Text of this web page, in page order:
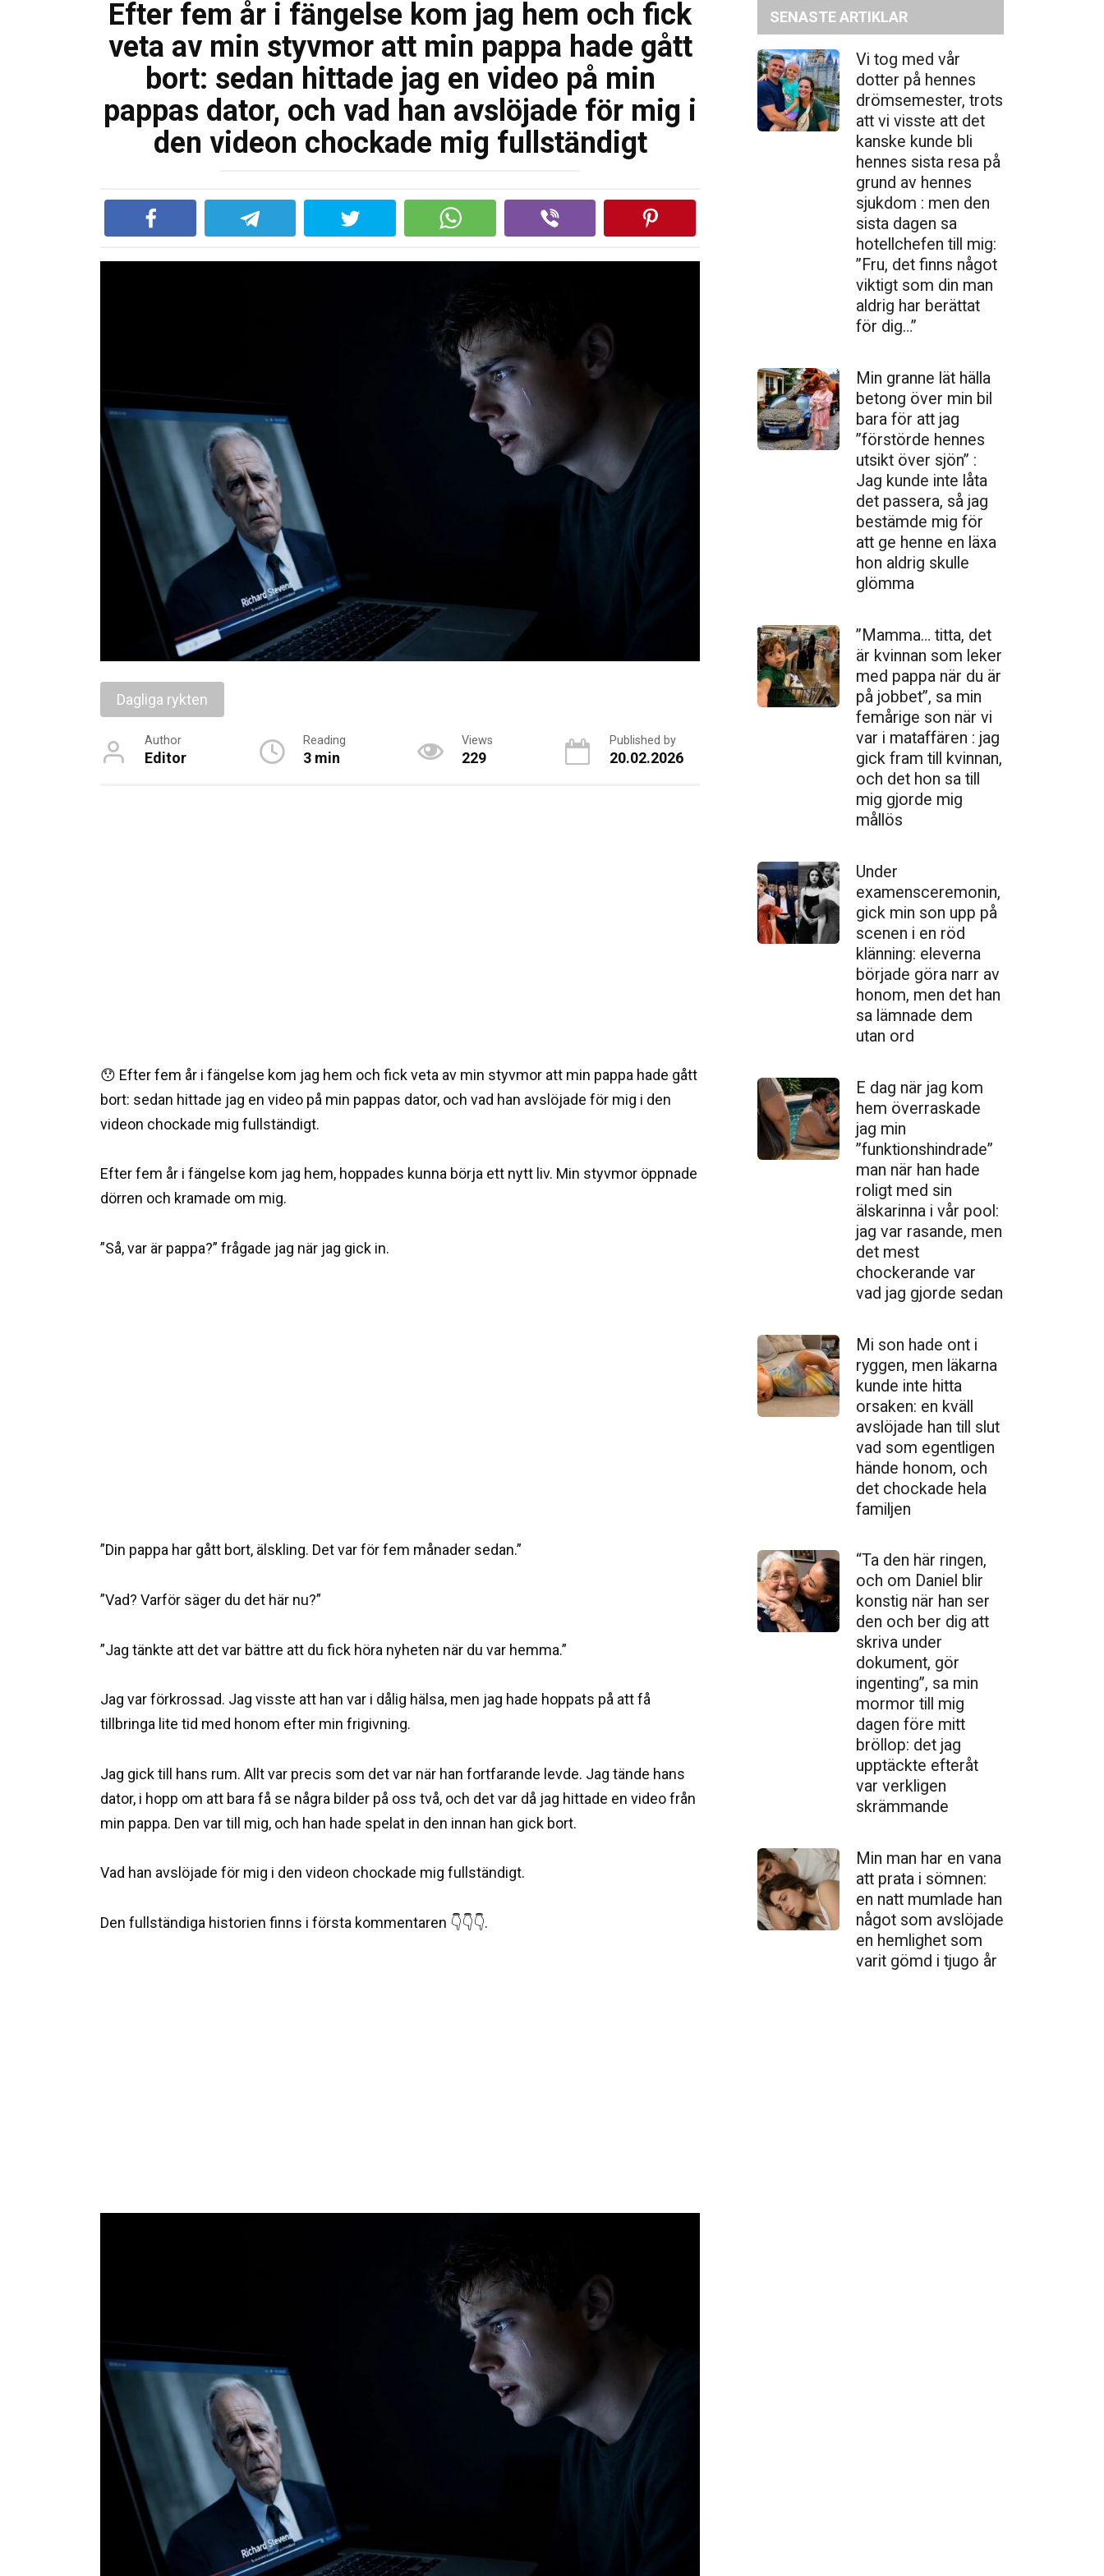
Efter fem år i fängelse kom jag hem och fick
veta av min styvmor att min pappa hade gått
bort: sedan hittade jag en video på min
pappas dator, och vad han avslöjade för mig i
den videon chockade mig fullständigt
Dagliga rykten
Author
Editor
Reading
3 min
Views
229
Published by
20.02.2026
😯 Efter fem år i fängelse kom jag hem och fick veta av min styvmor att min pappa hade gått
bort: sedan hittade jag en video på min pappas dator, och vad han avslöjade för mig i den
videon chockade mig fullständigt.
Efter fem år i fängelse kom jag hem, hoppades kunna börja ett nytt liv. Min styvmor öppnade
dörren och kramade om mig.
”Så, var är pappa?” frågade jag när jag gick in.
”Din pappa har gått bort, älskling. Det var för fem månader sedan.”
”Vad? Varför säger du det här nu?”
”Jag tänkte att det var bättre att du fick höra nyheten när du var hemma.”
Jag var förkrossad. Jag visste att han var i dålig hälsa, men jag hade hoppats på att få
tillbringa lite tid med honom efter min frigivning.
Jag gick till hans rum. Allt var precis som det var när han fortfarande levde. Jag tände hans
dator, i hopp om att bara få se några bilder på oss två, och det var då jag hittade en video från
min pappa. Den var till mig, och han hade spelat in den innan han gick bort.
Vad han avslöjade för mig i den videon chockade mig fullständigt.
Den fullständiga historien finns i första kommentaren 👇👇👇.
SENASTE ARTIKLAR
Vi tog med vår
dotter på hennes
drömsemester, trots
att vi visste att det
kanske kunde bli
hennes sista resa på
grund av hennes
sjukdom : men den
sista dagen sa
hotellchefen till mig:
”Fru, det finns något
viktigt som din man
aldrig har berättat
för dig…”
Min granne lät hälla
betong över min bil
bara för att jag
”förstörde hennes
utsikt över sjön” :
Jag kunde inte låta
det passera, så jag
bestämde mig för
att ge henne en läxa
hon aldrig skulle
glömma
”Mamma… titta, det
är kvinnan som leker
med pappa när du är
på jobbet”, sa min
femårige son när vi
var i mataffären : jag
gick fram till kvinnan,
och det hon sa till
mig gjorde mig
mållös
Under
examensceremonin,
gick min son upp på
scenen i en röd
klänning: eleverna
började göra narr av
honom, men det han
sa lämnade dem
utan ord
E dag när jag kom
hem överraskade
jag min
”funktionshindrade”
man när han hade
roligt med sin
älskarinna i vår pool:
jag var rasande, men
det mest
chockerande var
vad jag gjorde sedan
Mi son hade ont i
ryggen, men läkarna
kunde inte hitta
orsaken: en kväll
avslöjade han till slut
vad som egentligen
hände honom, och
det chockade hela
familjen
“Ta den här ringen,
och om Daniel blir
konstig när han ser
den och ber dig att
skriva under
dokument, gör
ingenting”, sa min
mormor till mig
dagen före mitt
bröllop: det jag
upptäckte efteråt
var verkligen
skrämmande
Min man har en vana
att prata i sömnen:
en natt mumlade han
något som avslöjade
en hemlighet som
varit gömd i tjugo år
blek